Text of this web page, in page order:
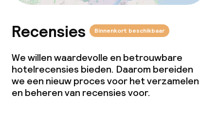
Recensies Binnenkort beschikbaar
We willen waardevolle en betrouwbare
hotelrecensies bieden. Daarom bereiden
we een nieuw proces voor het verzamelen
en beheren van recensies voor.